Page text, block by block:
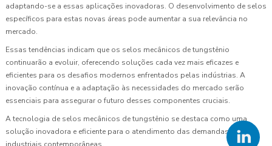
adaptando-se a essas aplicações inovadoras. O desenvolvimento de selos
específicos para estas novas áreas pode aumentar a sua relevância no
mercado.
Essas tendências indicam que os selos mecânicos de tungstênio
continuarão a evoluir, oferecendo soluções cada vez mais eficazes e
eficientes para os desafios modernos enfrentados pelas indústrias. A
inovação contínua e a adaptação às necessidades do mercado serão
essenciais para assegurar o futuro desses componentes cruciais.
A tecnologia de selos mecânicos de tungstênio se destaca como uma
solução inovadora e eficiente para o atendimento das demandas
industriais contemporâneas.